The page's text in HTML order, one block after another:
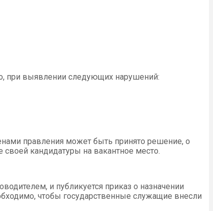
при выявлении следующих нарушений:
правления может быть принято решение, о
кандидатуры на вакантное место.
и публикуется приказ о назначении
чтобы государственные служащие внесли